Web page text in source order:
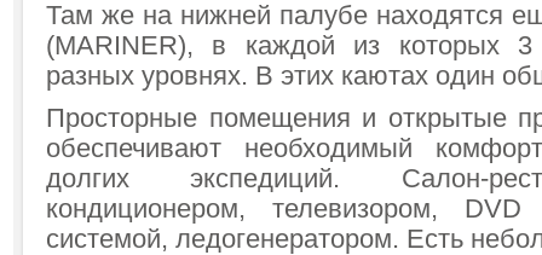
Там же на нижней палубе находятся
(MARINER), в каждой из которых
разных уровнях. В этих каютах один
Просторные помещения и открытые
обеспечивают необходимый
долгих экспедиций. Салон-
кондиционером, телевизором,
системой, ледогенератором. Есть